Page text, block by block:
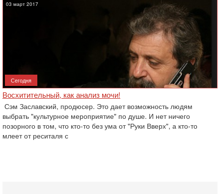
03 март 2017
Сегодня
Восхитительный, как анализ мочи!
Сэм Заславский, продюсер. Это дает возможность людям
выбрать "культурное мероприятие" по душе. И нет ничего
позорного в том, что кто-то без ума от "Руки Вверх", а кто-то
млеет от реситаля с